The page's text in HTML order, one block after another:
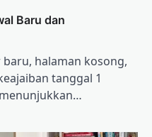
Baru dan
baru, halaman kosong,
tanggal 1